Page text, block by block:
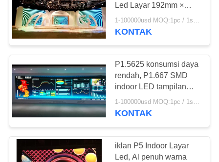
KONTROL
KUALITAS
COMPANY
NEWS
SITEMAP
PRIVACY
POLICY
Led Layar 192mm ×
192mm
1-100000usd MOQ:1pc / 1sqm
KONTAK
P1.5625 konsumsi daya
rendah, P1.667 SMD
indoor LED tampilan
layar untuk latar
belakang panggung
1-100000usd MOQ:1pc / 1sqm
KONTAK
iklan P5 Indoor Layar
Led, Al penuh warna